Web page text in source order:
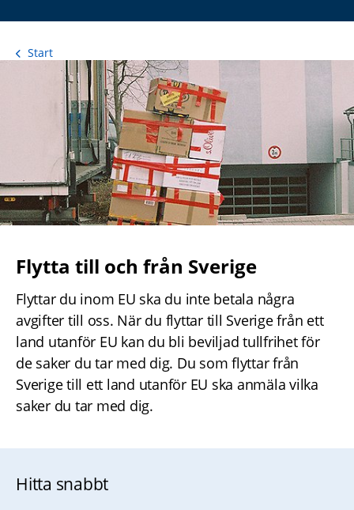
Start
Flytta till och från Sverige
Flyttar du inom EU ska du inte betala några
avgifter till oss. När du flyttar till Sverige från ett
land utanför EU kan du bli beviljad tullfrihet för
de saker du tar med dig. Du som flyttar från
Sverige till ett land utanför EU ska anmäla vilka
saker du tar med dig.
Hitta snabbt